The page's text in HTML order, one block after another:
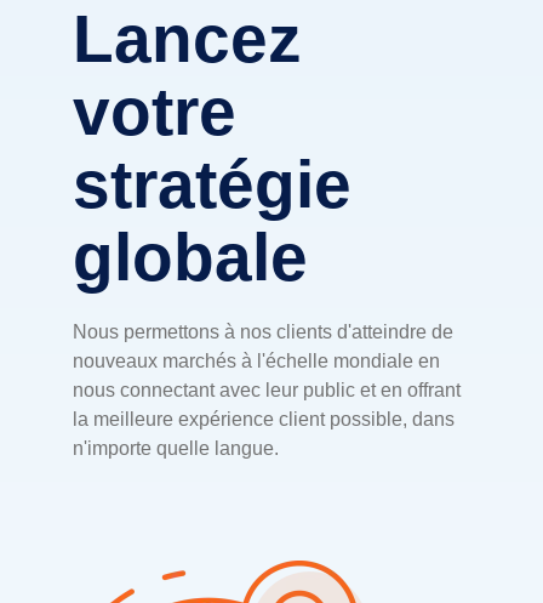
Lancez
votre
stratégie
globale
Nous permettons à nos clients d'atteindre de
nouveaux marchés à l'échelle mondiale en
nous connectant avec leur public et en offrant
la meilleure expérience client possible, dans
n'importe quelle langue.